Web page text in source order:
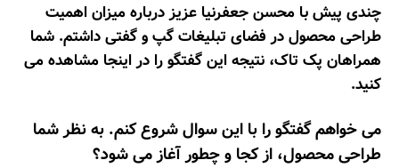
چندی پیش با محسن جعفرنیا عزیز درباره میزان اهمیت
طراحی محصول در فضای تبلیغات گپ و گفتی داشتم. شما
همراهان پک تاک، نتیجه‌ این گفتگو را در اینجا مشاهده می‌
کنید.
می خواهم گفتگو را با این سوال شروع کنم. به نظر شما
طراحی محصول، از کجا و چطور آغاز می ‌شود؟